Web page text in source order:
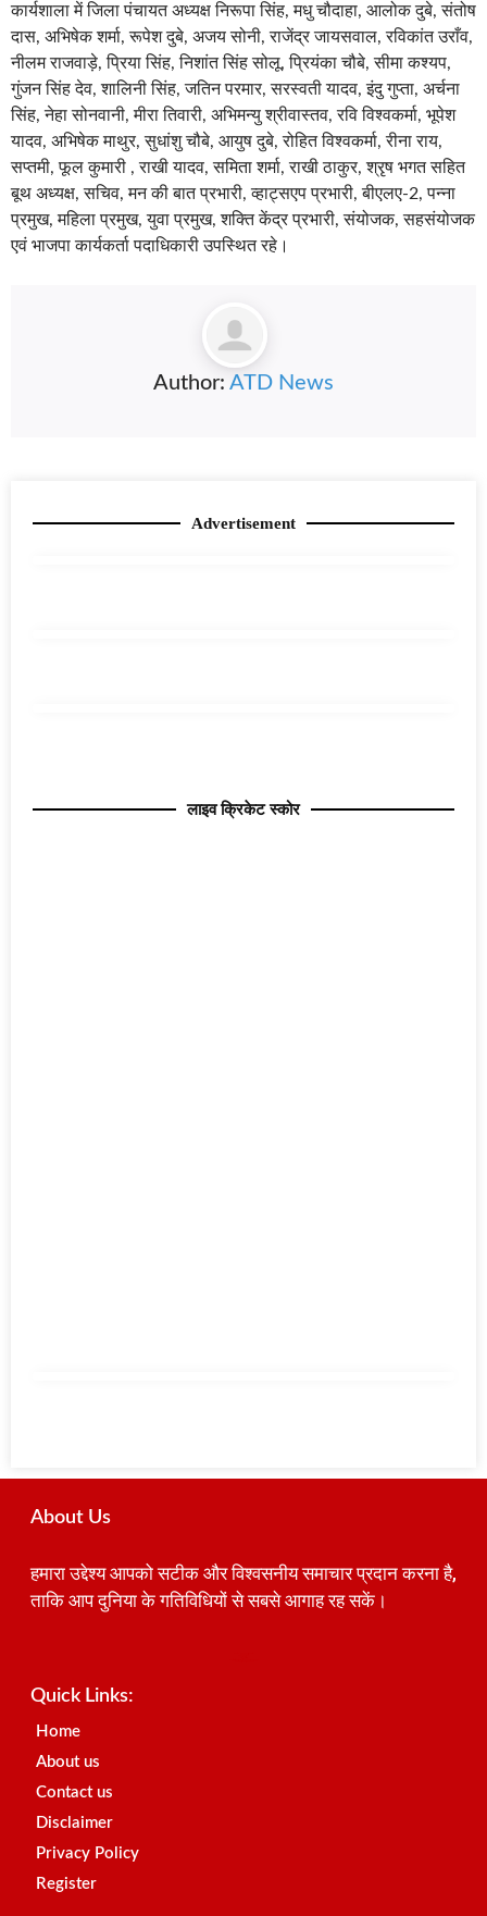
कार्यशाला में जिला पंचायत अध्यक्ष निरूपा सिंह, मधु चौदाहा, आलोक दुबे, संतोष
दास, अभिषेक शर्मा, रूपेश दुबे, अजय सोनी, राजेंद्र जायसवाल, रविकांत उराँव,
नीलम राजवाड़े, प्रिया सिंह, निशांत सिंह सोलू, प्रियंका चौबे, सीमा कश्यप,
गुंजन सिंह देव, शालिनी सिंह, जतिन परमार, सरस्वती यादव, इंदु गुप्ता, अर्चना
सिंह, नेहा सोनवानी, मीरा तिवारी, अभिमन्यु श्रीवास्तव, रवि विश्वकर्मा, भूपेश
यादव, अभिषेक माथुर, सुधांशु चौबे, आयुष दुबे, रोहित विश्वकर्मा, रीना राय,
सप्तमी, फूल कुमारी , राखी यादव, समिता शर्मा, राखी ठाकुर, श्रृष भगत सहित
बूथ अध्यक्ष, सचिव, मन की बात प्रभारी, व्हाट्सएप प्रभारी, बीएलए-2, पन्ना
प्रमुख, महिला प्रमुख, युवा प्रमुख, शक्ति केंद्र प्रभारी, संयोजक, सहसंयोजक
एवं भाजपा कार्यकर्ता पदाधिकारी उपस्थित रहे।
Author: ATD News
Advertisement
लाइव क्रिकेट स्कोर
About Us
हमारा उद्देश्य आपको सटीक और विश्वसनीय समाचार प्रदान करना है,
ताकि आप दुनिया के गतिविधियों से सबसे आगाह रह सकें।
Quick Links:
Home
About us
Contact us
Disclaimer
Privacy Policy
Register